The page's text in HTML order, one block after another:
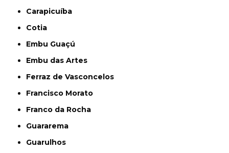
Carapicuíba
Cotia
Embu Guaçú
Embu das Artes
Ferraz de Vasconcelos
Francisco Morato
Franco da Rocha
Guararema
Guarulhos